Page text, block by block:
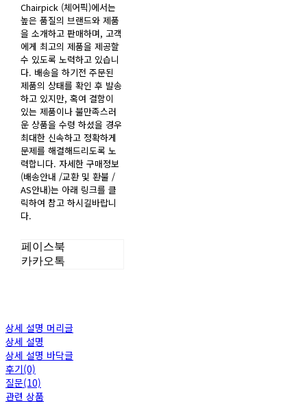
Chairpick (체어픽)에서는
높은 품질의 브랜드와 제품
을 소개하고 판매하며, 고객
에게 최고의 제품을 제공할
수 있도록 노력하고 있습니
다. 배송을 하기전 주문된
제품의 상태를 확인 후 발송
하고 있지만, 혹여 결함이
있는 제품이나 불만족스러
운 상품을 수령 하셨을 경우
최대한 신속하고 정확하게
문제를 해결해드리도록 노
력합니다. 자세한 구매정보
(배송안내 /교환 및 환불 /
AS안내)는 아래 링크를 클
릭하여 참고 하시길바랍니
다.
페이스북
카카오톡
상세 설명 머리글
상세 설명
상세 설명 바닥글
후기(0)
질문(10)
관련 상품